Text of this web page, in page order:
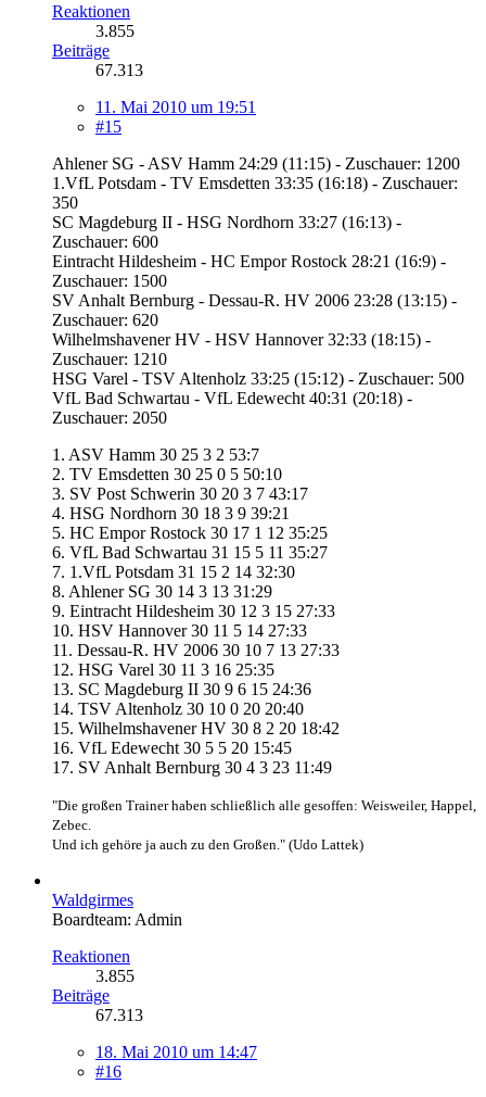
Reaktionen
3.855
Beiträge
67.313
11. Mai 2010 um 19:51
#15
Ahlener SG - ASV Hamm 24:29 (11:15) - Zuschauer: 1200
1.VfL Potsdam - TV Emsdetten 33:35 (16:18) - Zuschauer:
350
SC Magdeburg II - HSG Nordhorn 33:27 (16:13) -
Zuschauer: 600
Eintracht Hildesheim - HC Empor Rostock 28:21 (16:9) -
Zuschauer: 1500
SV Anhalt Bernburg - Dessau-R. HV 2006 23:28 (13:15) -
Zuschauer: 620
Wilhelmshavener HV - HSV Hannover 32:33 (18:15) -
Zuschauer: 1210
HSG Varel - TSV Altenholz 33:25 (15:12) - Zuschauer: 500
VfL Bad Schwartau - VfL Edewecht 40:31 (20:18) -
Zuschauer: 2050
1. ASV Hamm 30 25 3 2 53:7
2. TV Emsdetten 30 25 0 5 50:10
3. SV Post Schwerin 30 20 3 7 43:17
4. HSG Nordhorn 30 18 3 9 39:21
5. HC Empor Rostock 30 17 1 12 35:25
6. VfL Bad Schwartau 31 15 5 11 35:27
7. 1.VfL Potsdam 31 15 2 14 32:30
8. Ahlener SG 30 14 3 13 31:29
9. Eintracht Hildesheim 30 12 3 15 27:33
10. HSV Hannover 30 11 5 14 27:33
11. Dessau-R. HV 2006 30 10 7 13 27:33
12. HSG Varel 30 11 3 16 25:35
13. SC Magdeburg II 30 9 6 15 24:36
14. TSV Altenholz 30 10 0 20 20:40
15. Wilhelmshavener HV 30 8 2 20 18:42
16. VfL Edewecht 30 5 5 20 15:45
17. SV Anhalt Bernburg 30 4 3 23 11:49
"Die großen Trainer haben schließlich alle gesoffen: Weisweiler, Happel,
Zebec.
Und ich gehöre ja auch zu den Großen." (Udo Lattek)
Waldgirmes
Boardteam: Admin
Reaktionen
3.855
Beiträge
67.313
18. Mai 2010 um 14:47
#16